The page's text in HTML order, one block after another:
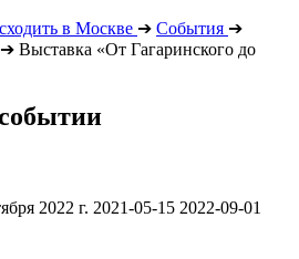
в Москве ➔ События ➔
➔ Выставка «От Гагаринского до
2022 г. 2021-05-15 2022-09-01